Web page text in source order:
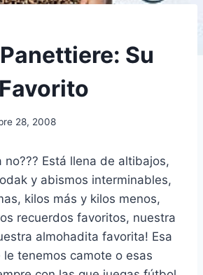
Su
28, 2008
no??? Está llena de altibajos,
y abismos interminables,
kilos más y kilos menos,
recuerdos favoritos, nuestra
almohadita favorita! Esa
tenemos camote o esas